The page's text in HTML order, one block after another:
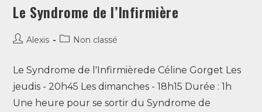
Le Syndrome de l’Infirmière
Alexis Non classé
Le Syndrome de l'Infirmièrede Céline Gorget Les
jeudis - 20h45 Les dimanches - 18h15 Durée : 1h
Une heure pour se sortir du Syndrome de